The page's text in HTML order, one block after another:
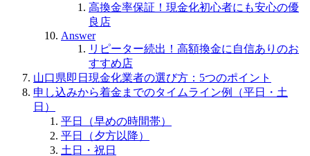
高換金率保証！現金化初心者にも安心の優
良店
Answer
リピーター続出！高額換金に自信ありのお
すすめ店
山口県即日現金化業者の選び方：5つのポイント
申し込みから着金までのタイムライン例（平日・土
日）
平日（早めの時間帯）
平日（夕方以降）
土日・祝日